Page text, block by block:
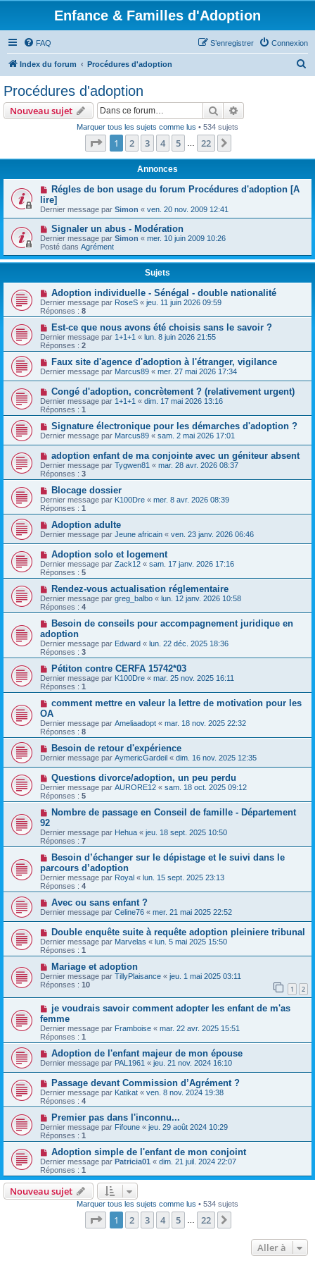
Enfance & Familles d'Adoption
FAQ Connexion
S’enregistrer
Index du forum Procédures d'adoption
h
Procédures d'adoption
Nouveau sujet Rechercher
Marquer tous les sujets comme lus • 534 sujets
Page 1sur22
1 2 3 4 5 22
Annonces
Régles de bon usage du forum Procédures d'adoption [A
lire]
Dernier message par Simon « ven. 20 nov. 2009 12:41
Signaler un abus - Modération
Dernier message par Simon « mer. 10 juin 2009 10:26
Posté dans Agrément
Sujets
Adoption individuelle - Sénégal - double nationalité
Dernier message par RoseS « jeu. 11 juin 2026 09:59
Réponses : 8
Est-ce que nous avons été choisis sans le savoir ?
Dernier message par 1+1+1 « lun. 8 juin 2026 21:55
Réponses : 2
Faux site d'agence d'adoption à l'étranger, vigilance
Dernier message par Marcus89 « mer. 27 mai 2026 17:34
Congé d'adoption, concrètement ? (relativement urgent)
Dernier message par 1+1+1 « dim. 17 mai 2026 13:16
Réponses : 1
Signature électronique pour les démarches d'adoption ?
Dernier message par Marcus89 « sam. 2 mai 2026 17:01
adoption enfant de ma conjointe avec un géniteur absent
Dernier message par Tygwen81 « mar. 28 avr. 2026 08:37
Réponses : 3
Blocage dossier
Dernier message par K100Dre « mer. 8 avr. 2026 08:39
Réponses : 1
Adoption adulte
Dernier message par Jeune africain « ven. 23 janv. 2026 06:46
Adoption solo et logement
Dernier message par Zack12 « sam. 17 janv. 2026 17:16
Réponses : 5
Rendez-vous actualisation réglementaire
Dernier message par greg_balbo « lun. 12 janv. 2026 10:58
Réponses : 4
Besoin de conseils pour accompagnement juridique en
adoption
Dernier message par Edward « lun. 22 déc. 2025 18:36
Réponses : 3
Pétiton contre CERFA 15742*03
Dernier message par K100Dre « mar. 25 nov. 2025 16:11
Réponses : 1
comment mettre en valeur la lettre de motivation pour les
OA
Dernier message par Ameliaadopt « mar. 18 nov. 2025 22:32
Réponses : 8
Besoin de retour d'expérience
Dernier message par AymericGardeil « dim. 16 nov. 2025 12:35
Questions divorce/adoption, un peu perdu
Dernier message par AURORE12 « sam. 18 oct. 2025 09:12
Réponses : 5
Nombre de passage en Conseil de famille - Département
92
Dernier message par Hehua « jeu. 18 sept. 2025 10:50
Réponses : 7
Besoin d’échanger sur le dépistage et le suivi dans le
parcours d’adoption
Dernier message par Royal « lun. 15 sept. 2025 23:13
Réponses : 4
Avec ou sans enfant ?
Dernier message par Celine76 « mer. 21 mai 2025 22:52
Double enquête suite à requête adoption pleiniere tribunal
Dernier message par Marvelas « lun. 5 mai 2025 15:50
Réponses : 1
Mariage et adoption
Dernier message par TillyPlaisance « jeu. 1 mai 2025 03:11
Réponses : 10 1 2
je voudrais savoir comment adopter les enfant de m'as
femme
Dernier message par Framboise « mar. 22 avr. 2025 15:51
Réponses : 1
Adoption de l'enfant majeur de mon épouse
Dernier message par PAL1961 « jeu. 21 nov. 2024 16:10
Passage devant Commission d’Agrément ?
Dernier message par Katikat « ven. 8 nov. 2024 19:38
Réponses : 4
Premier pas dans l'inconnu...
Dernier message par Fifoune « jeu. 29 août 2024 10:29
Réponses : 1
Adoption simple de l'enfant de mon conjoint
Dernier message par Patricia01 « dim. 21 juil. 2024 22:07
Réponses : 1
Nouveau sujet
Marquer tous les sujets comme lus • 534 sujets
Page 1sur22
1 2 3 4 5 22
Aller à